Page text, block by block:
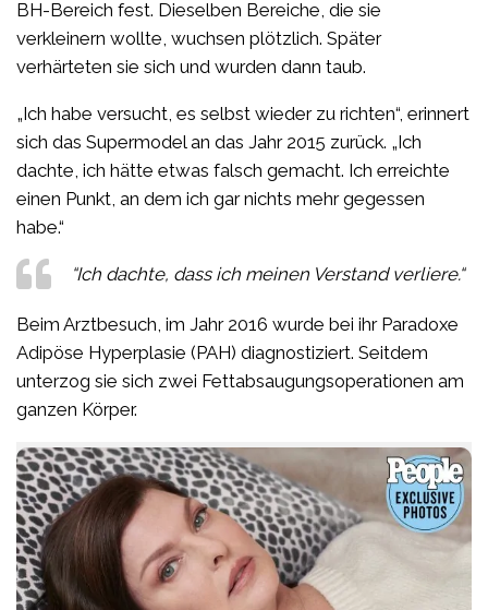
BH-Bereich fest. Dieselben Bereiche, die sie
verkleinern wollte, wuchsen plötzlich. Später
verhärteten sie sich und wurden dann taub.
„Ich habe versucht, es selbst wieder zu richten“, erinnert
sich das Supermodel an das Jahr 2015 zurück. „Ich
dachte, ich hätte etwas falsch gemacht. Ich erreichte
einen Punkt, an dem ich gar nichts mehr gegessen
habe.“
“Ich dachte, dass ich meinen Verstand verliere.“
Beim Arztbesuch, im Jahr 2016 wurde bei ihr Paradoxe
Adipöse Hyperplasie (PAH) diagnostiziert. Seitdem
unterzog sie sich zwei Fettabsaugungsoperationen am
ganzen Körper.